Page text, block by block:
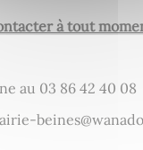
à tout
au 03 86 42 40 08